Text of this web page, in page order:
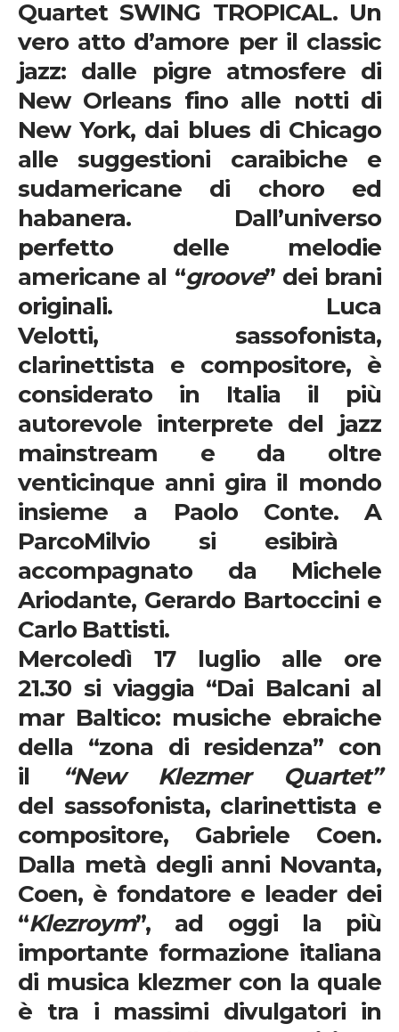
Quartet SWING TROPICAL. Un
vero atto d’amore per il classic
jazz: dalle pigre atmosfere di
New Orleans fino alle notti di
New York, dai blues di Chicago
alle suggestioni caraibiche e
sudamericane di choro ed
habanera. Dall’universo
perfetto delle melodie
americane al “groove” dei brani
originali. Luca
Velotti, sassofonista,
clarinettista e compositore, è
considerato in Italia il più
autorevole interprete del jazz
mainstream e da oltre
venticinque anni gira il mondo
insieme a Paolo Conte. A
ParcoMilvio si esibirà
accompagnato da Michele
Ariodante, Gerardo Bartoccini e
Carlo Battisti.
Mercoledì 17 luglio alle ore
21.30 si viaggia “Dai Balcani al
mar Baltico: musiche ebraiche
della “zona di residenza” con
il
“New Klezmer Quartet”
del sassofonista, clarinettista e
compositore, Gabriele Coen.
Dalla metà degli anni Novanta,
Coen, è fondatore e leader dei
“Klezroym”, ad oggi la più
importante formazione italiana
di musica klezmer con la quale
è tra i massimi divulgatori in